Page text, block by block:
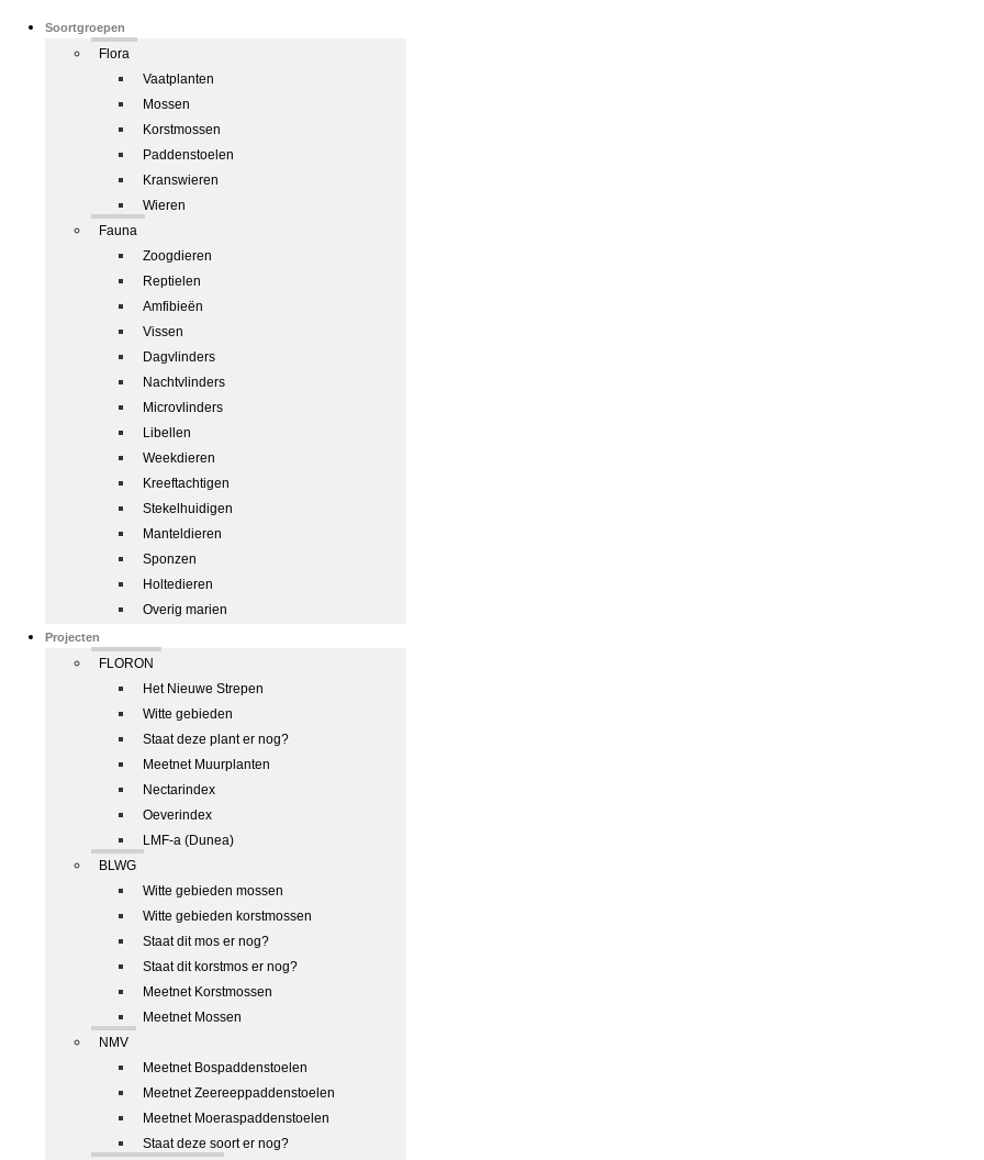
Soortgroepen
Flora
Vaatplanten
Mossen
Korstmossen
Paddenstoelen
Kranswieren
Wieren
Fauna
Zoogdieren
Reptielen
Amfibieën
Vissen
Dagvlinders
Nachtvlinders
Microvlinders
Libellen
Weekdieren
Kreeftachtigen
Stekelhuidigen
Manteldieren
Sponzen
Holtedieren
Overig marien
Projecten
FLORON
Het Nieuwe Strepen
Witte gebieden
Staat deze plant er nog?
Meetnet Muurplanten
Nectarindex
Oeverindex
LMF-a (Dunea)
BLWG
Witte gebieden mossen
Witte gebieden korstmossen
Staat dit mos er nog?
Staat dit korstmos er nog?
Meetnet Korstmossen
Meetnet Mossen
NMV
Meetnet Bospaddenstoelen
Meetnet Zeereeppaddenstoelen
Meetnet Moeraspaddenstoelen
Staat deze soort er nog?